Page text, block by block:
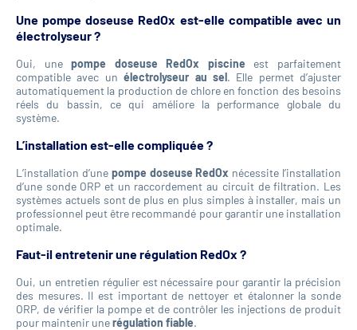
Une pompe doseuse RedOx est-elle compatible avec un
électrolyseur ?
Oui, unepompe doseuse RedOx piscine est parfaitement
compatible avec unélectrolyseur au sel. Elle permet d’ajuster
automatiquement la production de chlore en fonction des besoins
réels du bassin, ce qui améliore la performance globale du
système.
L’installation est-elle compliquée ?
L’installation d’une pompe doseuse RedOx nécessite l’installation
d’une sonde ORP et un raccordement au circuit de filtration. Les
systèmes actuels sont de plus en plus simples à installer, mais un
professionnel peut être recommandé pour garantir une installation
optimale.
Faut-il entretenir une régulation RedOx ?
Oui, un entretien régulier est nécessaire pour garantir la précision
des mesures. Il est important de nettoyer et étalonner la sonde
ORP, de vérifier la pompe et de contrôler les injections de produit
pour maintenir unerégulation fiable.